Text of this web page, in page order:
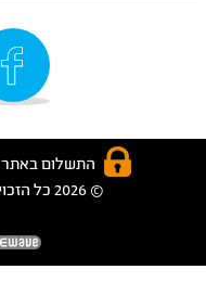
התשלום באתר CBook מאובטח בטכנולוגית SSL
© 2026 כל הזכויות שמורות